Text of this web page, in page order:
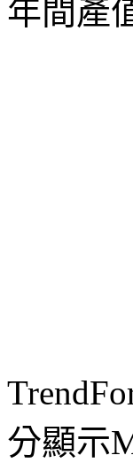
年間產
分顯示